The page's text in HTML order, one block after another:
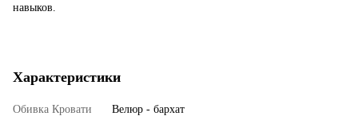
навыков.
Характеристики
Обивка Кровати
Велюр - бархат